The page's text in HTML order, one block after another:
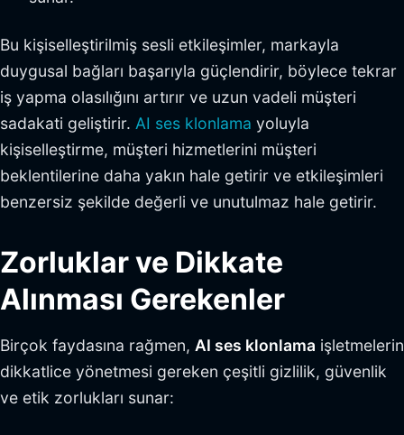
Bu kişiselleştirilmiş sesli etkileşimler, markayla
duygusal bağları başarıyla güçlendirir, böylece tekrar
iş yapma olasılığını artırır ve uzun vadeli müşteri
sadakati geliştirir. AI ses klonlama yoluyla
kişiselleştirme, müşteri hizmetlerini müşteri
beklentilerine daha yakın hale getirir ve etkileşimleri
benzersiz şekilde değerli ve unutulmaz hale getirir.
Zorluklar ve Dikkate
Alınması Gerekenler
Birçok faydasına rağmen, AI ses klonlama işletmelerin
dikkatlice yönetmesi gereken çeşitli gizlilik, güvenlik
ve etik zorlukları sunar: